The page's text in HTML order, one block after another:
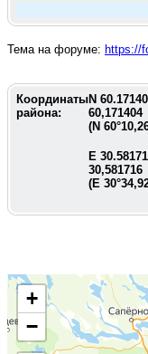
Тема на форуме: https://
Координаты
района:
N
60,171404
(N
E
30,581716
(E
+
−